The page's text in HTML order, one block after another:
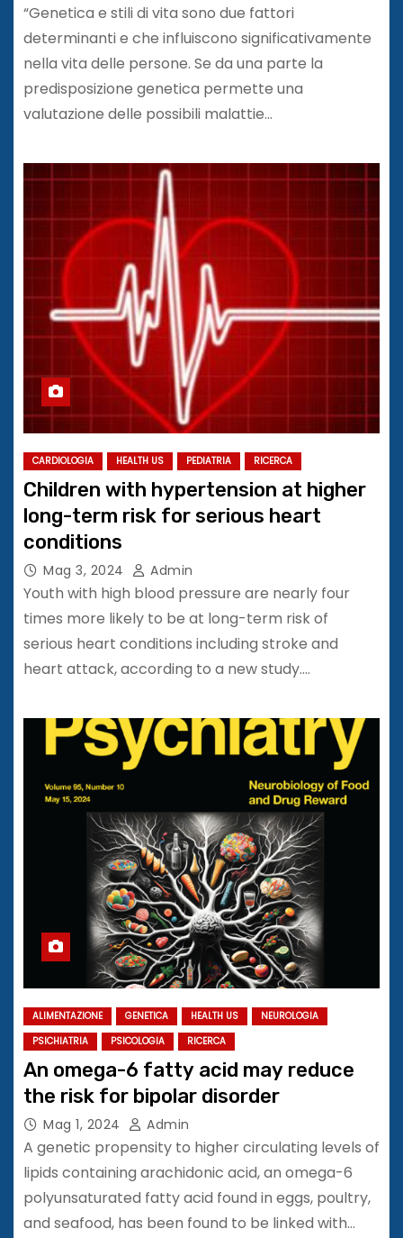
“Genetica e stili di vita sono due fattori
determinanti e che influiscono significativamente
nella vita delle persone. Se da una parte la
predisposizione genetica permette una
valutazione delle possibili malattie…
CARDIOLOGIA HEALTH US PEDIATRIA RICERCA
Children with hypertension at higher
long-term risk for serious heart
conditions
Mag 3, 2024 Admin
Youth with high blood pressure are nearly four
times more likely to be at long-term risk of
serious heart conditions including stroke and
heart attack, according to a new study.…
ALIMENTAZIONE GENETICA HEALTH US
NEUROLOGIA
PSICHIATRIA
PSICOLOGIA RICERCA
An omega-6 fatty acid may reduce
the risk for bipolar disorder
Mag 1, 2024 Admin
A genetic propensity to higher circulating levels of
lipids containing arachidonic acid, an omega-6
polyunsaturated fatty acid found in eggs, poultry,
and seafood, has been found to be linked with…